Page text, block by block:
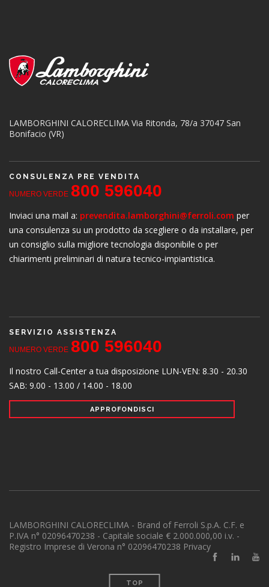
LAMBORGHINI CALORECLIMA Via Ritonda, 78/a 37047 San
Bonifacio (VR)
CONSULENZA PRE VENDITA
NUMERO VERDE 800 596040
Inviaci una mail a: prevendita.lamborghini@ferroli.com per
una consulenza su un prodotto da scegliere o da installare, per
un consiglio sulla migliore tecnologia disponibile o per
chiarimenti preliminari di natura tecnico-impiantistica.
SERVIZIO ASSISTENZA
NUMERO VERDE 800 596040
Il nostro Call-Center a tua disposizione LUN-VEN: 8.30 - 20.30
SAB: 9.00 - 13.00 / 14.00 - 18.00
APPROFONDISCI
LAMBORGHINI CALORECLIMA - Brand of Ferroli S.p.A. C.F. e
P.IVA n° 02096470238 - Capitale sociale € 2.000.000,00 i.v. -
Registro Imprese di Verona n° 02096470238 Privacy
TOP